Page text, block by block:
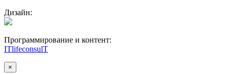
Дизайн:
Программирование и контент:
ITlifeconsulT
×